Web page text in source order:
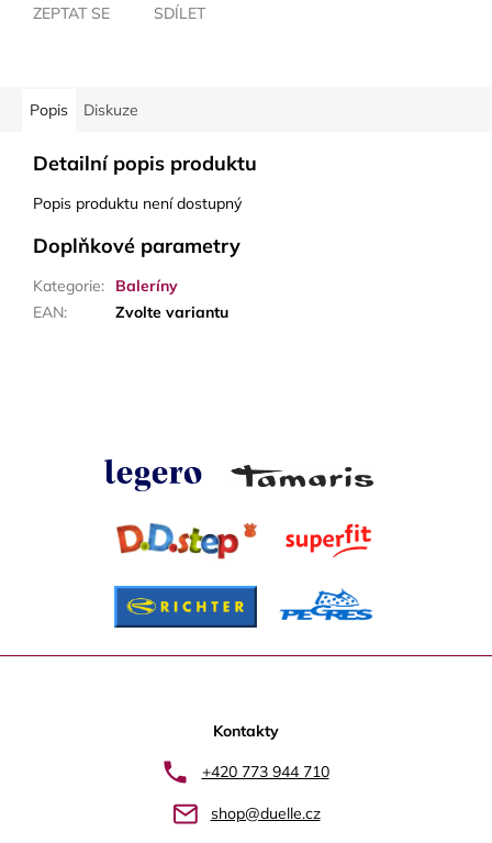
ZEPTAT SE SDÍLET
Popis Diskuze
Detailní popis produktu
Popis produktu není dostupný
Doplňkové parametry
Kategorie:
Baleríny
EAN: Zvolte variantu
Kontakty
+420 773 944 710
shop@duelle.cz